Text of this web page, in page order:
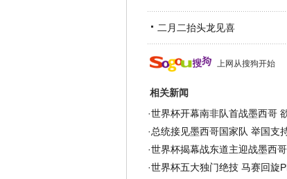
二月二抬头龙见喜
上网从搜狗开始
相关新闻
·世界杯开幕南非队首战墨西哥
·总统接见墨西哥国家队 举国支
·世界杯揭幕战东道主迎战墨西
·世界杯五大独门绝技 马赛回旋